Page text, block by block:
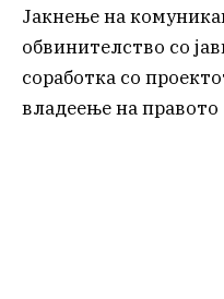
Јакнење на
обвинителство со
соработка со
владеење на правото